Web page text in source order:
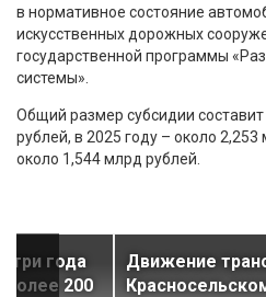
в нормативное состояние
искусственных дорожных
государственной программы
системы».
Общий размер субсидии
рублей, в 2025 году – около
около 1,544 млрд рублей.
три года
200
Движение